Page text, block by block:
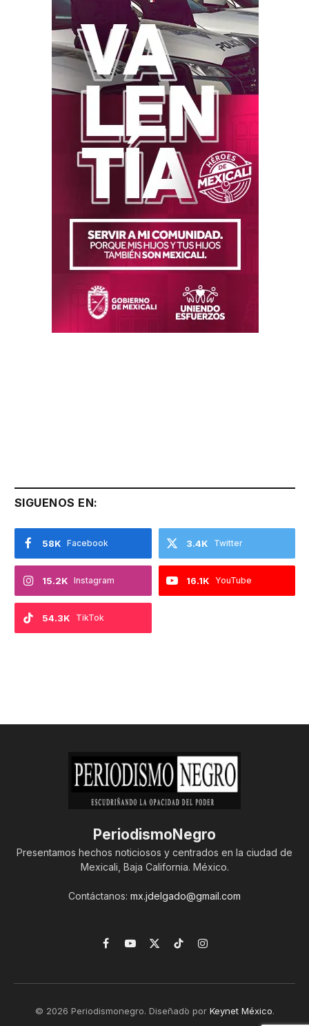
SIGUENOS EN:
Facebook
58K Twitter
3.4K
Instagram
15.2K YouTube
16.1K
TikTok
54.3K
PeriodismoNegro
Presentamos hechos noticiosos y centrados en la ciudad de
Mexicali, Baja California. México.
Contáctanos: mx.jdelgado@gmail.com
Facebook
YouTube
X
TikTokInstagram
© 2026 Periodismonegro. Diseñado por Keynet México.